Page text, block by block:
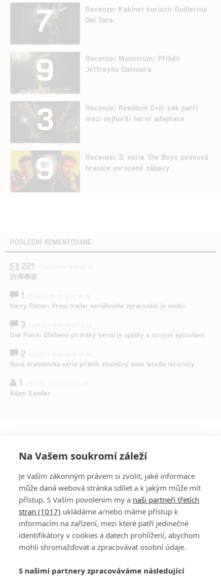
7
Recenze: Kabinet kuriozit Guillerma
Del Tora
9
Recenze: Monstrum: Příběh
Jeffreyho Dahmera
3
Recenze: Resident Evil: Lék patří
mezi nejhorší herní adaptace
9
Recenze: 3. série The Boys posouvá
hranice zvrácené zábavy
POSLEDNÍ KOMENTOVANÉ
221
拆彈專家
1
Harry Potter: První trailer seriálového zpracování je venku
3
One Piece: Oblíbený pirátský seriál je zpátky s novými epizodami
2
Nová dramatická série přiblíží skutečný únos letadla teroristy
1
Adam Sandler
PŘIHLÁSIT
REGISTROVAT
DISKUZE
Šéfredaktorkou webu jePetr Slavík, e-mailserialy@fandimefilmu.cz
Na Vašem soukromí záleží
Je Vaším zákonným právem si zvolit, jaké informace
může daná webová stránka sdílet a k jakým může mít
přístup. S Vaším povolením my a naši partneři třetích
stran (1017) ukládáme a/nebo máme přístup k
informacím na zařízení, mezi které patří jedinečné
identifikátory v cookies a datech prohlížení, abychom
mohli shromažďovat a zpracovávat osobní údaje.
S našimi partnery zpracováváme následující